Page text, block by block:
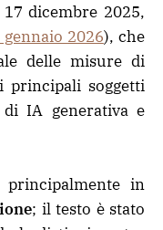
dicembre 2025,
2026), che
delle misure di
principali soggetti
IA generativa e
principalmente in
; il testo è stato